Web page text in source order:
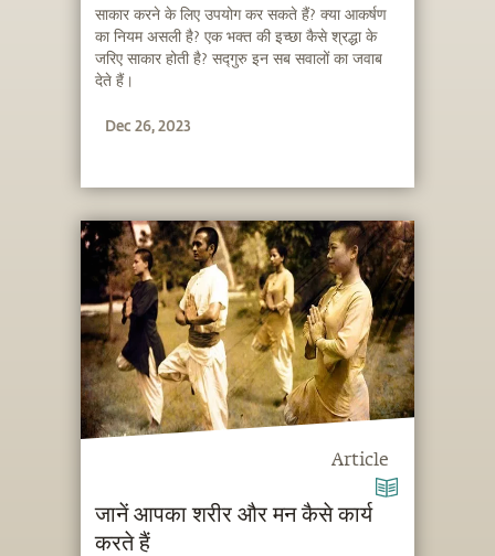
साकार करने के लिए उपयोग कर सकते हैं? क्या आकर्षण
का नियम असली है? एक भक्त की इच्छा कैसे श्रद्धा के
जरिए साकार होती है? सद्गुरु इन सब सवालों का जवाब
देते हैं।
Dec 26, 2023
Article
जानें आपका शरीर और मन कैसे कार्य
करते हैं